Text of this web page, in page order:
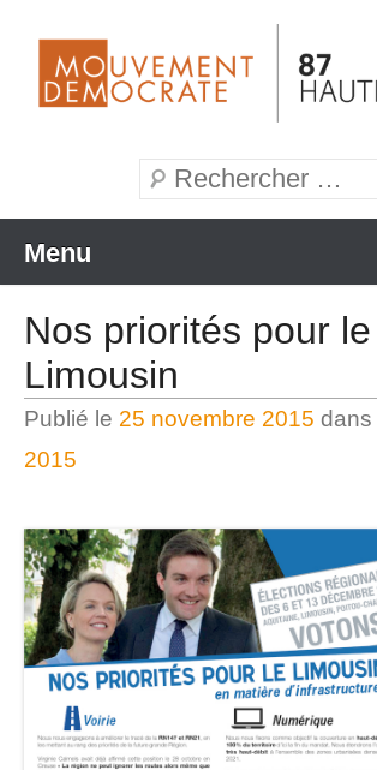
contenu
Recherche
Menu
Nos priorités pour le
Limousin
Publié le 25 novembre 2015 dans
2015